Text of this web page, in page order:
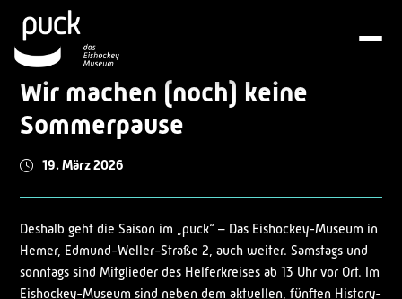
Wir machen (noch) keine
Sommerpause
19. März 2026
Deshalb geht die Saison im „puck“ – Das Eishockey-Museum in
Hemer, Edmund-Weller-Straße 2, auch weiter. Samstags und
sonntags sind Mitglieder des Helferkreises ab 13 Uhr vor Ort. Im
Eishockey-Museum sind neben dem aktuellen, fünften History-